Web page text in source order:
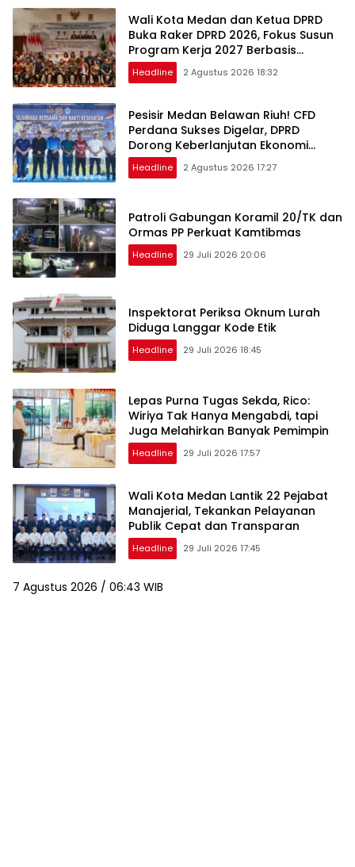
Wali Kota Medan dan Ketua DPRD
Buka Raker DPRD 2026, Fokus Susun
Program Kerja 2027 Berbasis
Digitalisasi dan Inovasi
Headline 2 Agustus 2026 18:32
Pesisir Medan Belawan Riuh! CFD
Perdana Sukses Digelar, DPRD
Dorong Keberlanjutan Ekonomi
Warga
Headline 2 Agustus 2026 17:27
Patroli Gabungan Koramil 20/TK dan
Ormas PP Perkuat Kamtibmas
Headline 29 Juli 2026 20:06
Inspektorat Periksa Oknum Lurah
Diduga Langgar Kode Etik
Headline 29 Juli 2026 18:45
Lepas Purna Tugas Sekda, Rico:
Wiriya Tak Hanya Mengabdi, tapi
Juga Melahirkan Banyak Pemimpin
Headline 29 Juli 2026 17:57
Wali Kota Medan Lantik 22 Pejabat
Manajerial, Tekankan Pelayanan
Publik Cepat dan Transparan
Headline 29 Juli 2026 17:45
7 Agustus 2026 / 06:43 WIB